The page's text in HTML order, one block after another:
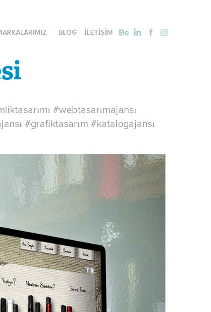
BLOG İLETİŞİM
#webtasarımajansı
#grafiktasarım #katalogajansı